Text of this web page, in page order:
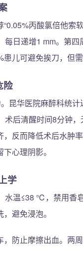
丙酸氯倍他索
日递增1 mm。第
儿可避免挨刀，但
险
昆华医院麻醉科统
术后清醒时间8分钟
反而降低术后水肿
心理阴影。
学
水温≤38 ℃，禁用香
避免浸泡。
防止摩擦出血。两